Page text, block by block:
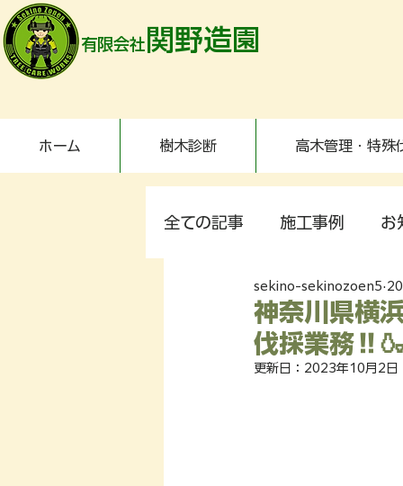
有限会社 関野造園
ホーム 樹木診断 高木管理・特殊
全ての記事 施工事例 お
神奈川県横
伐採業務
sekino-sekinozoen5
更新日： 2023年10月2日